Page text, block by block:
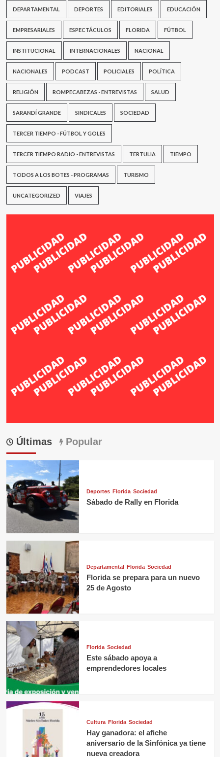
DEPARTAMENTAL DEPORTES EDITORIALES EDUCACIÓN
EMPRESARIALES ESPECTÁCULOS FLORIDA FÚTBOL
INSTITUCIONAL INTERNACIONALES NACIONAL
NACIONALES PODCAST POLICIALES POLÍTICA
RELIGIÓN ROMPECABEZAS - ENTREVISTAS SALUD
SARANDÍ GRANDE SINDICALES SOCIEDAD
TERCER TIEMPO - FÚTBOL Y GOLES
TERCER TIEMPO RADIO - ENTREVISTAS TERTULIA TIEMPO
TODOS A LOS BOTES - PROGRAMAS TURISMO
UNCATEGORIZED VIAJES
Últimas Popular
Deportes Florida Sociedad
Sábado de Rally en Florida
Departamental Florida Sociedad
Florida se prepara para un nuevo
25 de Agosto
Florida Sociedad
Este sábado apoya a
emprendedores locales
Cultura Florida Sociedad
Hay ganadora: el afiche
aniversario de la Sinfónica ya tiene
nueva creadora